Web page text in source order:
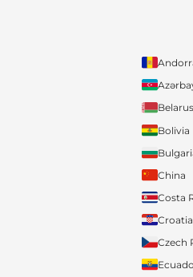
Belarus
Bolivia
China
Costa
Croatia
Czech